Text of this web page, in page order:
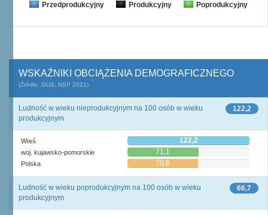
Przedprodukcyjny Produkcyjny Poprodukcyjny
WSKAŹNIKI OBCIĄŻENIA DEMOGRAFICZNEGO
(Źródło: GUS, NSP 2021)
122,2
Ludność w wieku nieprodukcyjnym na 100 osób w wieku
produkcyjnym
Wieś 122,2
woj. kujawsko-pomorskie 71,1
Polska 70,8
66,7
Ludność w wieku poprodukcyjnym na 100 osób w wieku
produkcyjnym